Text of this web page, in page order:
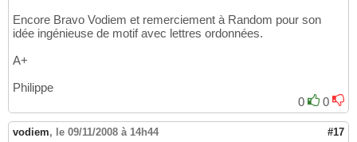
Encore Bravo Vodiem et remerciement à Random pour son
idée ingénieuse de motif avec lettres ordonnées.
A+
Philippe
0
0
vodiem, le 09/11/2008 à 14h44 #17